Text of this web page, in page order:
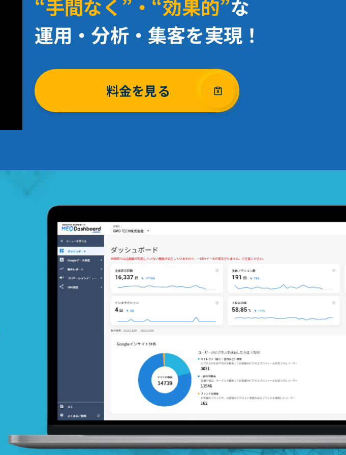
“手間なく”・“効果的”な
運用・分析・集客を実現！
料金を見る